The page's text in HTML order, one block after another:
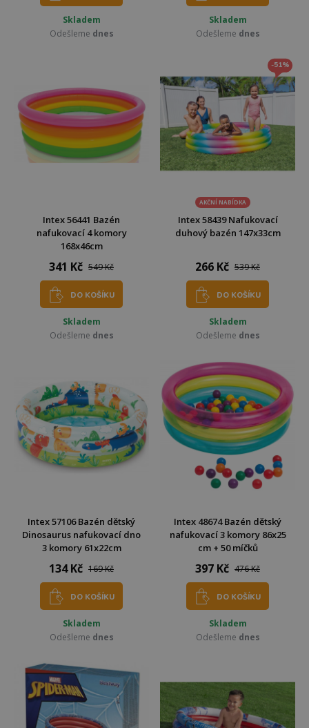
Skladem
Odešleme dnes
Skladem
Odešleme dnes
Intex 56441 Bazén
nafukovací 4 komory
168x46cm
341 Kč 549 Kč
DO KOŠÍKU
Skladem
Odešleme dnes
-51%
AKČNÍ NABÍDKA
Intex 58439 Nafukovací
duhový bazén 147x33cm
266 Kč 539 Kč
DO KOŠÍKU
Skladem
Odešleme dnes
Intex 57106 Bazén dětský
Dinosaurus nafukovací dno
3 komory 61x22cm
134 Kč 169 Kč
DO KOŠÍKU
Skladem
Odešleme dnes
Intex 48674 Bazén dětský
nafukovací 3 komory 86x25
cm + 50 míčků
397 Kč 476 Kč
DO KOŠÍKU
Skladem
Odešleme dnes